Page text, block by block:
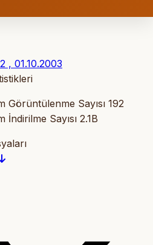
, 01.10.2003
Görüntülenme Sayısı 192
İndirilme Sayısı 2.1B